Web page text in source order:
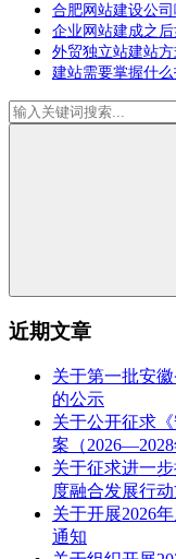
合肥网站建设公
企业网站建成之
外贸独立站建站
建站需要掌握什么
近期文章
关于第一批安
的公示
关于公开征求
案（
关于征求进一
度融合发展行
关于开展2026
通知